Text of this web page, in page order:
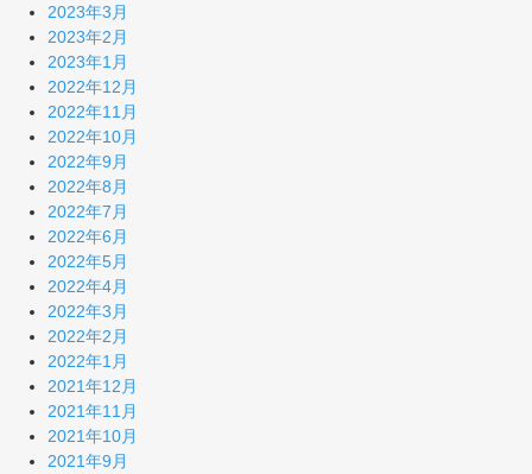
2023年3月
2023年2月
2023年1月
2022年12月
2022年11月
2022年10月
2022年9月
2022年8月
2022年7月
2022年6月
2022年5月
2022年4月
2022年3月
2022年2月
2022年1月
2021年12月
2021年11月
2021年10月
2021年9月